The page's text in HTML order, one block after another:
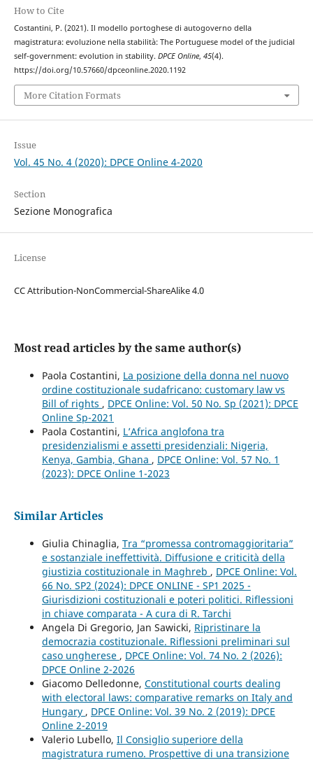
How to Cite
Costantini, P. (2021). Il modello portoghese di autogoverno della
magistratura: evoluzione nella stabilità: The Portuguese model of the judicial
self-government: evolution in stability. DPCE Online, 45(4).
https://doi.org/10.57660/dpceonline.2020.1192
More Citation Formats
Issue
Vol. 45 No. 4 (2020): DPCE Online 4-2020
Section
Sezione Monografica
License
CC Attribution-NonCommercial-ShareAlike 4.0
Most read articles by the same author(s)
Paola Costantini, La posizione della donna nel nuovo
ordine costituzionale sudafricano: customary law vs
Bill of rights , DPCE Online: Vol. 50 No. Sp (2021): DPCE
Online Sp-2021
Paola Costantini, L’Africa anglofona tra
presidenzialismi e assetti presidenziali: Nigeria,
Kenya, Gambia, Ghana , DPCE Online: Vol. 57 No. 1
(2023): DPCE Online 1-2023
Similar Articles
Giulia Chinaglia, Tra “promessa contromaggioritaria”
e sostanziale ineffettività. Diffusione e criticità della
giustizia costituzionale in Maghreb , DPCE Online: Vol.
66 No. SP2 (2024): DPCE ONLINE - SP1 2025 -
Giurisdizioni costituzionali e poteri politici. Riflessioni
in chiave comparata - A cura di R. Tarchi
Angela Di Gregorio, Jan Sawicki, Ripristinare la
democrazia costituzionale. Riflessioni preliminari sul
caso ungherese , DPCE Online: Vol. 74 No. 2 (2026):
DPCE Online 2-2026
Giacomo Delledonne, Constitutional courts dealing
with electoral laws: comparative remarks on Italy and
Hungary , DPCE Online: Vol. 39 No. 2 (2019): DPCE
Online 2-2019
Valerio Lubello, Il Consiglio superiore della
magistratura rumeno. Prospettive di una transizione